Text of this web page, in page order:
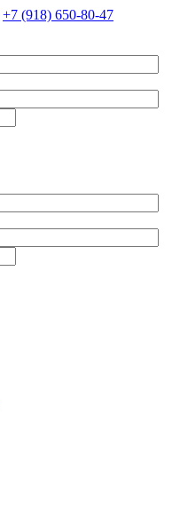
+7 (918) 650-80-47